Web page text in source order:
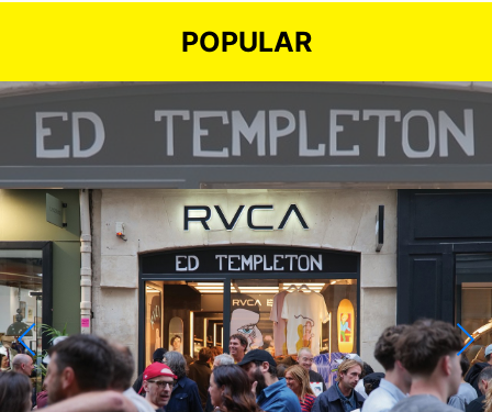
POPULAR